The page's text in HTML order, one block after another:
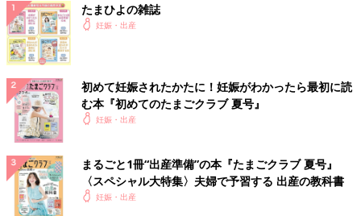
切迫流産の症状は？
切迫流産の主な症状は、以下のようなものがあります。
○出血がある
○下腹部痛がある（全員ではない）
自覚症状がない場合もありますから注意しましょう。ただ、切迫
記のような症状が強くなったら必ず受診をしましょう。医師は赤
ちゃんの心拍、子宮頸管の開き具合、感染の有無などから診断し
ます。
たまひよの雑誌
妊娠・出産
初めて妊娠されたかたに！妊娠がわかったら最初に読
む本『初めてのたまごクラブ 夏号』
妊娠・出産
まるごと1冊“出産準備”の本『たまごクラブ 夏号』
〈スペシャル大特集〉夫婦で予習する 出産の教科書
妊娠・出産